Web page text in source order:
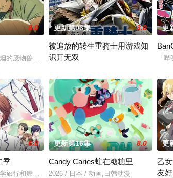
8.0
的废物兽人！因为缺乏伦理与卫生观念，不是把烟头往
更新第06集 3.0
被追放的转生重骑士用游戏知
识开无双
更
「
6.0
季
旅行和舞会等在原作中广受欢迎的篇章，细腻地描绘了
更新第16集 8.0
Candy Caries蛀在糖糖里
2026 / 日本 / 动画,日韩动漫
更
乙
友